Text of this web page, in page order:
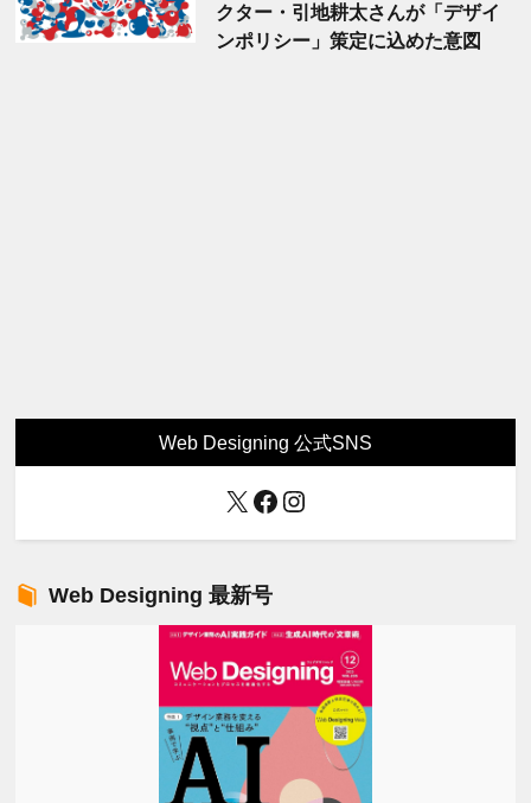
クター・引地耕太さんが「デザイ
ンポリシー」策定に込めた意図
Web Designing 公式SNS
X Facebook
Instagram
Web Designing 最新号